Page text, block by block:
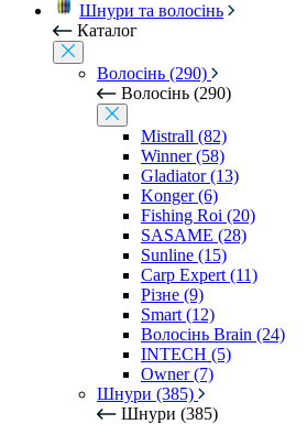
Шнури та волосінь
Каталог
Волосінь (290)
Волосінь (290)
Mistrall (82)
Winner (58)
Gladiator (13)
Konger (6)
Fishing Roi (20)
SASAME (28)
Sunline (15)
Carp Expert (11)
Різне (9)
Smart (12)
Волосінь Brain (24)
INTECH (5)
Owner (7)
Шнури (385)
Шнури (385)